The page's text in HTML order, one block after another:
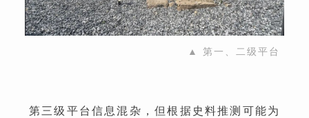
▲ 第一、二级平台
第三级平台信息混杂，但根据史料推测可能为